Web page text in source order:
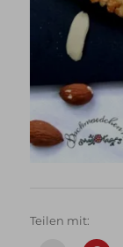
Teilen mit: